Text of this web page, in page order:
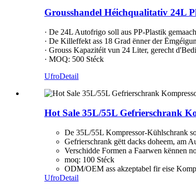
Grousshandel Héichqualitativ 24L
· De 24L Autofrigo soll aus PP-Plastik
· De Killeffekt ass 18 Grad ënner der
· Grouss Kapazitéit vun 24 Liter, gerecht
· MOQ: 500 Stéck
UfroDetail
Hot Sale 35L/55L Gefrierschrank
De 35L/55L Kompressor-Kühlschrank
Gefrierschrank gëtt dacks doheem, am
Verschidde Formen a Faarwen kënnen
moq: 100 Stéck
ODM/OEM ass akzeptabel fir eise
UfroDetail